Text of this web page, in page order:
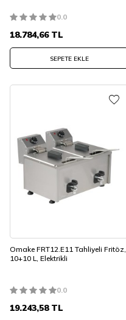
0.0
18.784,66TL
SEPETE EKLE
Omake FRT12.E11 Tahliyeli Fritöz,
10+10 L, Elektrikli
0.0
19.243,58TL